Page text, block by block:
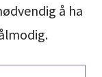
å ha